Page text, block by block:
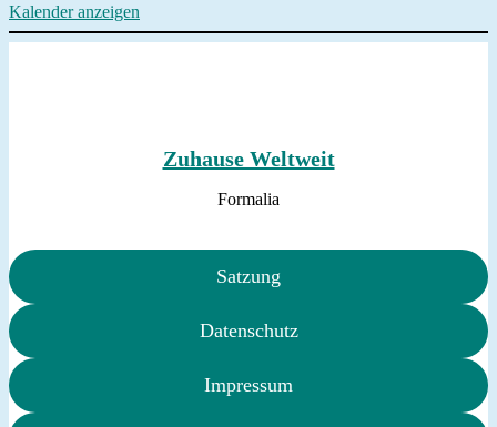
Kalender anzeigen
Zuhause Weltweit
Formalia
Satzung
Datenschutz
Impressum